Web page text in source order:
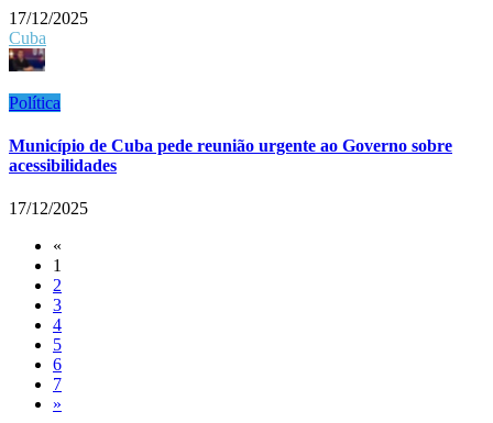
17/12/2025
Cuba
Política
Município de Cuba pede reunião urgente ao Governo sobre
acessibilidades
17/12/2025
«
1
2
3
4
5
6
7
»